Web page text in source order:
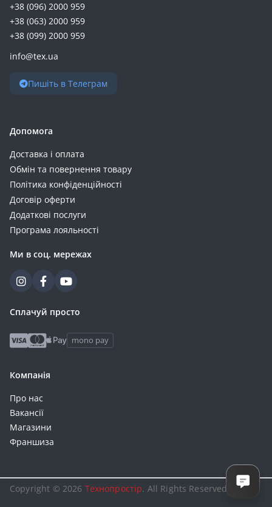
+38 (096) 2000 959
+38 (063) 2000 959
+38 (099) 2000 959
info@tex.ua
Пишіть в Телеграм
Допомога
Доставка і оплата
Обмін та повернення товару
Політика конфіденційності
Договір оферти
Додаткові послуги
Програма лояльності
Ми в соц. мережах
Сплачуй просто
mono pay
Компанія
Про нас
Вакансії
Магазини
Франшиза
Copyright © 2026 Технопростір. All Rights Reserved